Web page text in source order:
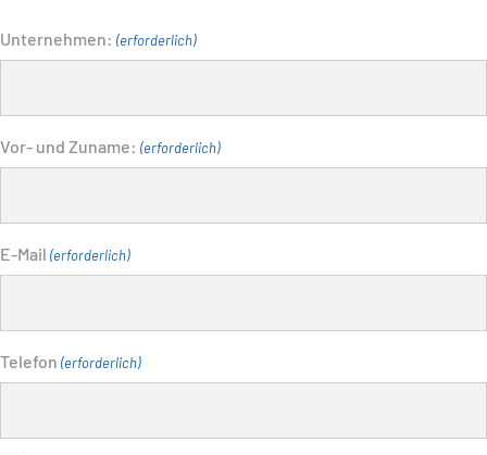
Unternehmen: (erforderlich)
Vor- und Zuname: (erforderlich)
E-Mail (erforderlich)
Telefon (erforderlich)